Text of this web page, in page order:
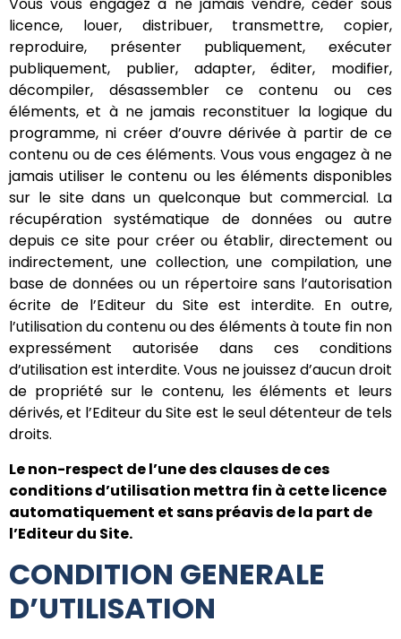
Vous vous engagez à ne jamais vendre, céder sous
licence, louer, distribuer, transmettre, copier,
reproduire, présenter publiquement, exécuter
publiquement, publier, adapter, éditer, modifier,
décompiler, désassembler ce contenu ou ces
éléments, et à ne jamais reconstituer la logique du
programme, ni créer d’ouvre dérivée à partir de ce
contenu ou de ces éléments. Vous vous engagez à ne
jamais utiliser le contenu ou les éléments disponibles
sur le site dans un quelconque but commercial. La
récupération systématique de données ou autre
depuis ce site pour créer ou établir, directement ou
indirectement, une collection, une compilation, une
base de données ou un répertoire sans l’autorisation
écrite de l’Editeur du Site est interdite. En outre,
l’utilisation du contenu ou des éléments à toute fin non
expressément autorisée dans ces conditions
d’utilisation est interdite. Vous ne jouissez d’aucun droit
de propriété sur le contenu, les éléments et leurs
dérivés, et l’Editeur du Site est le seul détenteur de tels
droits.
Le non-respect de l’une des clauses de ces
conditions d’utilisation mettra fin à cette licence
automatiquement et sans préavis de la part de
l’Editeur du Site.
CONDITION GENERALE
D’UTILISATION